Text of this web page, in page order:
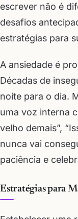
escrever não é
desafios
estratégias para
A ansiedade é
Décadas de
noite para o dia.
uma voz interna
velho demais”,
nunca vai
paciência e
Estratégias para